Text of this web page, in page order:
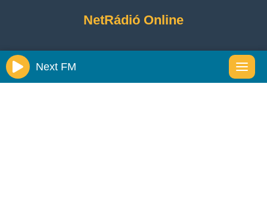
NetRádió Online
Next FM